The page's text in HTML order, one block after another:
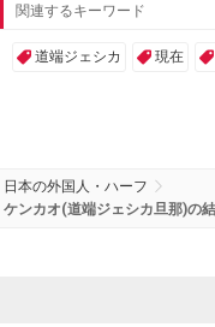
関連するキーワード
道端ジェシカ 現在
日本の外国人・ハーフ
ケンカオ(道端ジェシカ旦那)の